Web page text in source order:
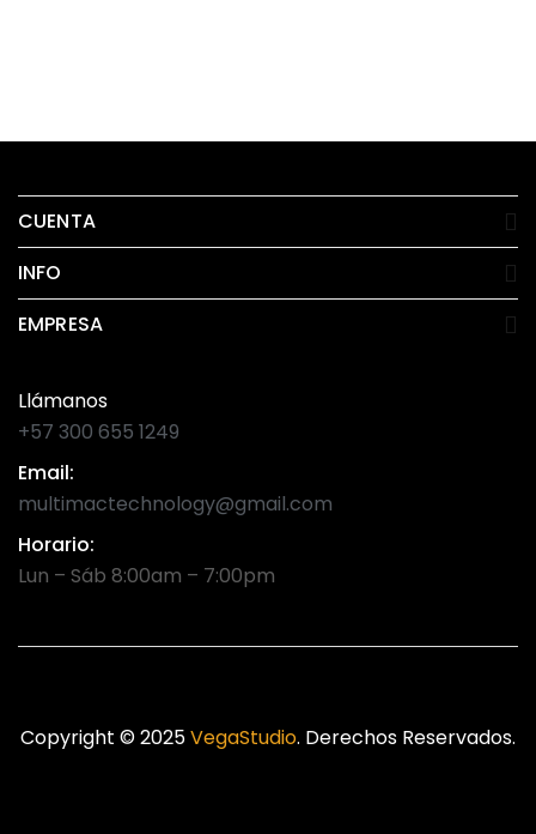
CUENTA
INFO
EMPRESA
Llámanos
+57 300 655 1249
Email:
multimactechnology@gmail.com
Horario:
Lun – Sáb 8:00am – 7:00pm
Copyright © 2025VegaStudio. Derechos Reservados.